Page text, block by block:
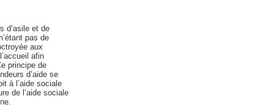
d’asile et de
pas de
aux
afin
principe de
d’aide se
à l’aide sociale
de l’aide sociale